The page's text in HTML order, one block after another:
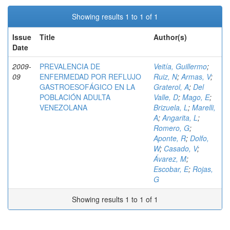
Showing results 1 to 1 of 1
Issue
Date
Title Author(s)
2009-
09
PREVALENCIA DE
ENFERMEDAD POR REFLUJO
GASTROESOFÁGICO EN LA
POBLACIÓN ADULTA
VENEZOLANA
Veitía, Guillermo;
Ruiz, N;Armas, V;
Graterol, A; Del
Valle, D; Mago, E;
Brizuela, L; Marelli,
A;Angarita, L;
Romero, G;
Aponte, R; Dolfo,
W; Casado, V;
Ávarez, M;
Escobar, E; Rojas,
G
Showing results 1 to 1 of 1